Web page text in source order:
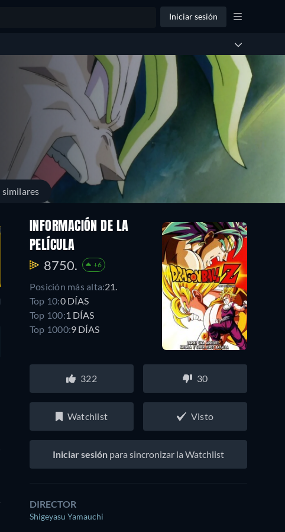
Iniciar sesión
INFORMACIÓN DE LA
PELÍCULA
8750. +6
Posición más alta:21.
Top 10:0 DÍAS
Top 100:1 DÍAS
Top 1000:9 DÍAS
322 30
Watchlist Visto
Iniciar sesión para sincronizar la Watchlist
DIRECTOR
Shigeyasu Yamauchi